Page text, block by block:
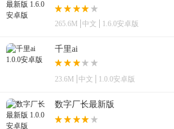
265.6M 中文 1.6.0安卓版
千里ai
23.6M 中文 1.0.0安卓版
数字厂长最新版